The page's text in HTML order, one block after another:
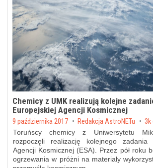
Chemicy z UMK realizują kolejne
Europejskiej Agencji Kosmicznej
Posted on
9 października 2017 byRedakcja AstroNETu 3k
Toruńscy chemicy z Uniwersytetu
rozpoczęli realizację kolejnego zadania
Agencji Kosmicznej (ESA). Przez pół roku
ogrzewania w próżni na materiały